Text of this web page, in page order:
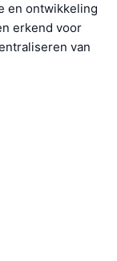
en ontwikkeling
erkend voor
van